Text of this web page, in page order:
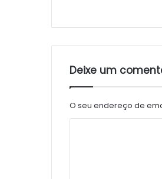
Deixe um
O seu endereço de